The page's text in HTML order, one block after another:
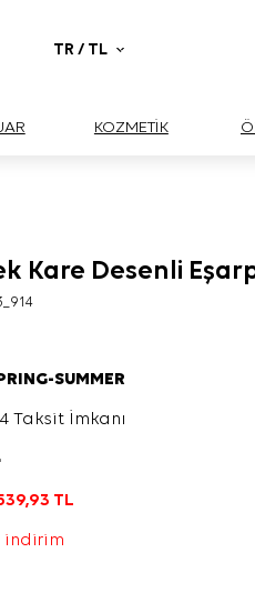
TR / TL
KOZMETİK
Kare Desenli
SUMMER
Taksit İmkanı
TL
indirim